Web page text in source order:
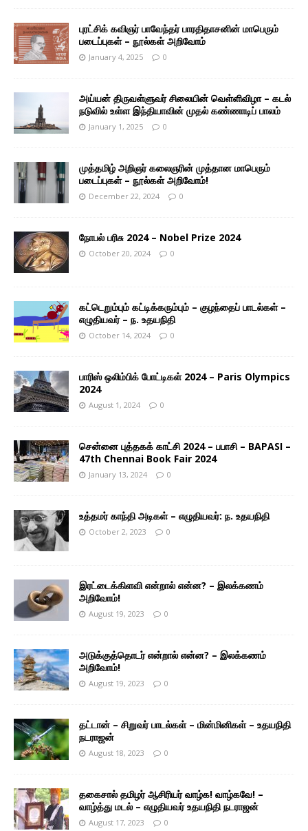
புரட்சிக் கவிஞர் பாவேந்தர் பாரதிதாசனின் மாபெரும்
படைப்புகள் – நூல்கள் அறிவோம்
January 4, 2025 0
அய்யன் திருவள்ளுவர் சிலையின் வெள்ளிவிழா – கடல்
நடுவில் உள்ள இந்தியாவின் முதல் கண்ணாடிப் பாலம்
January 1, 2025 0
முத்தமிழ் அறிஞர் கலைஞரின் முத்தான மாபெரும்
படைப்புகள் – நூல்கள் அறிவோம்!
December 22, 2024 0
நோபல் பரிசு 2024 – Nobel Prize 2024
October 20, 2024 0
கட்டெறும்பும் கட்டிக்கரும்பும் – குழந்தைப் பாடல்கள் –
எழுதியவர் – ந. உதயநிதி
October 14, 2024 0
பாரிஸ் ஒலிம்பிக் போட்டிகள் 2024 – Paris Olympics
2024
August 1, 2024 0
சென்னை புத்தகக் காட்சி 2024 – பபாசி – BAPASI –
47th Chennai Book Fair 2024
January 13, 2024 0
உத்தமர் காந்தி அடிகள் – எழுதியவர்: ந. உதயநிதி
October 2, 2023 0
இரட்டைக்கிளவி என்றால் என்ன? – இலக்கணம்
அறிவோம்!
August 19, 2023 0
அடுக்குத்தொடர் என்றால் என்ன? – இலக்கணம்
அறிவோம்!
August 19, 2023 0
தட்டான் – சிறுவர் பாடல்கள் – மின்மினிகள் – உதயநிதி
நடராஜன்
August 18, 2023 0
தகைசால் தமிழர் ஆசிரியர் வாழ்க! வாழ்கவே! –
வாழ்த்து மடல் – எழுதியவர் உதயநிதி நடராஜன்
August 17, 2023 0